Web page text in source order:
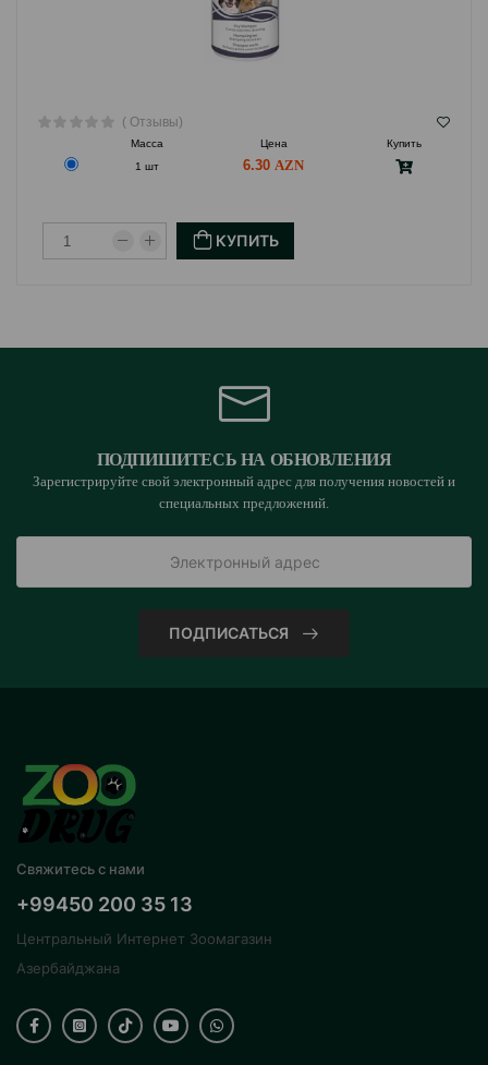
( Отзывы)
Масса Цена
Купить
1 шт
6.30
КУПИТЬ
ПОДПИШИТЕСЬ НА ОБНОВЛЕНИЯ
Зарегистрируйте свой электронный адрес для получения новостей и
специальных предложений.
ПОДПИСАТЬСЯ
Свяжитесь с нами
+99450 200 35 13
Центральный Интернет Зоомагазин
Азербайджана